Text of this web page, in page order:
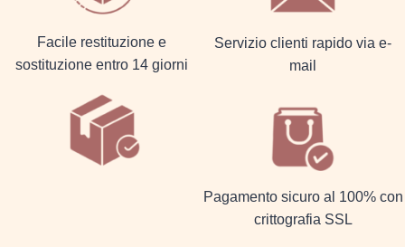
Facile restituzione e
sostituzione entro 14 giorni
Servizio clienti rapido via e-
mail
Pagamento sicuro al 100% con
crittografia SSL